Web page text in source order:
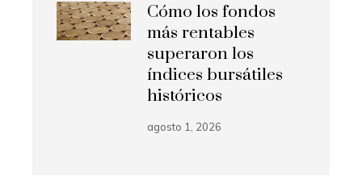
Cómo los fondos
más rentables
superaron los
índices bursátiles
históricos
agosto 1, 2026